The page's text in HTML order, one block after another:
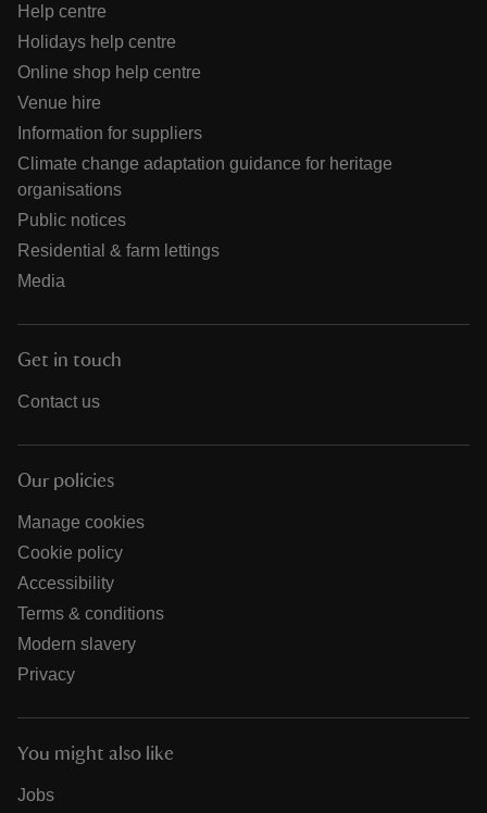
Help centre
Holidays help centre
Online shop help centre
Venue hire
Information for suppliers
Climate change adaptation guidance for heritage
organisations
Public notices
Residential & farm lettings
Media
Get in touch
Contact us
Our policies
Manage cookies
Cookie policy
Accessibility
Terms & conditions
Modern slavery
Privacy
You might also like
Jobs